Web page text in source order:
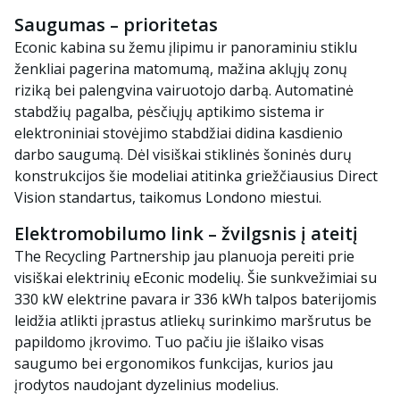
Saugumas – prioritetas
Econic kabina su žemu įlipimu ir panoraminiu stiklu
ženkliai pagerina matomumą, mažina aklųjų zonų
riziką bei palengvina vairuotojo darbą. Automatinė
stabdžių pagalba, pėsčiųjų aptikimo sistema ir
elektroniniai stovėjimo stabdžiai didina kasdienio
darbo saugumą. Dėl visiškai stiklinės šoninės durų
konstrukcijos šie modeliai atitinka griežčiausius Direct
Vision standartus, taikomus Londono miestui.
Elektromobilumo link – žvilgsnis į ateitį
The Recycling Partnership jau planuoja pereiti prie
visiškai elektrinių eEconic modelių. Šie sunkvežimiai su
330 kW elektrine pavara ir 336 kWh talpos baterijomis
leidžia atlikti įprastus atliekų surinkimo maršrutus be
papildomo įkrovimo. Tuo pačiu jie išlaiko visas
saugumo bei ergonomikos funkcijas, kurios jau
įrodytos naudojant dyzelinius modelius.